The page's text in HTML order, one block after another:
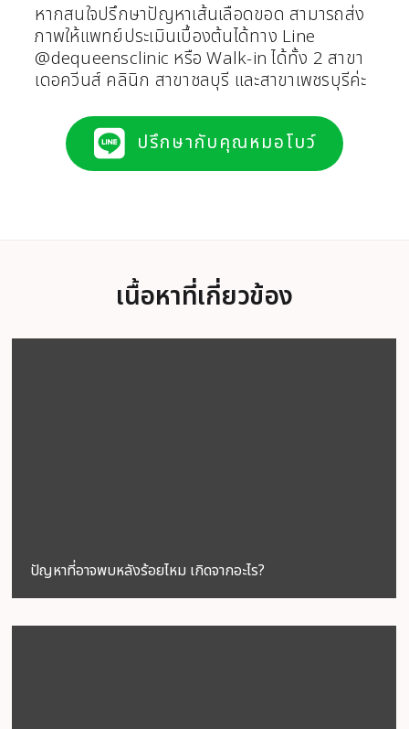
หากสนใจปรึกษาปัญหาเส้นเลือดขอด สามารถส่ง
ภาพให้แพทย์ประเมินเบื้องต้นได้ทาง Line
@dequeensclinic หรือ Walk-in ได้ทั้ง 2 สาขา
เดอควีนส์ คลินิก สาขาชลบุรี และสาขาเพชรบุรีค่ะ
ปรึกษากับคุณหมอโบว์
เนื้อหาที่เกี่ยวข้อง
ปัญหาที่อาจพบหลังร้อยไหม เกิดจากอะไร?